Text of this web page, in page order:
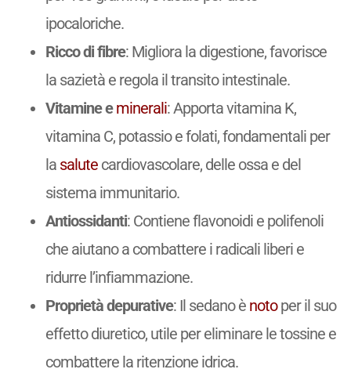
ipocaloriche.
Ricco di fibre: Migliora la digestione, favorisce
la sazietà e regola il transito intestinale.
Vitamine eminerali: Apporta vitamina K,
vitamina C, potassio e folati, fondamentali per
la salutecardiovascolare, delle ossa e del
sistema immunitario.
Antiossidanti: Contiene flavonoidi e polifenoli
che aiutano a combattere i radicali liberi e
ridurre l’infiammazione.
Proprietà depurative: Il sedano è notoper il suo
effetto diuretico, utile per eliminare le tossine e
combattere la ritenzione idrica.